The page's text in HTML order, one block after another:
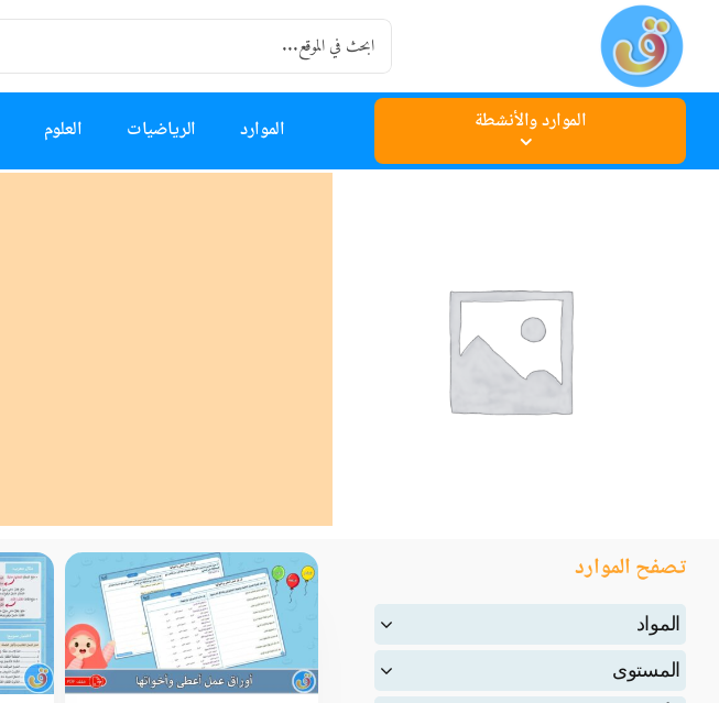
content
Search
for:
الموارد والأنشطة الموارد الرياضيات العلوم
تصفح الموارد
المواد
المستوى